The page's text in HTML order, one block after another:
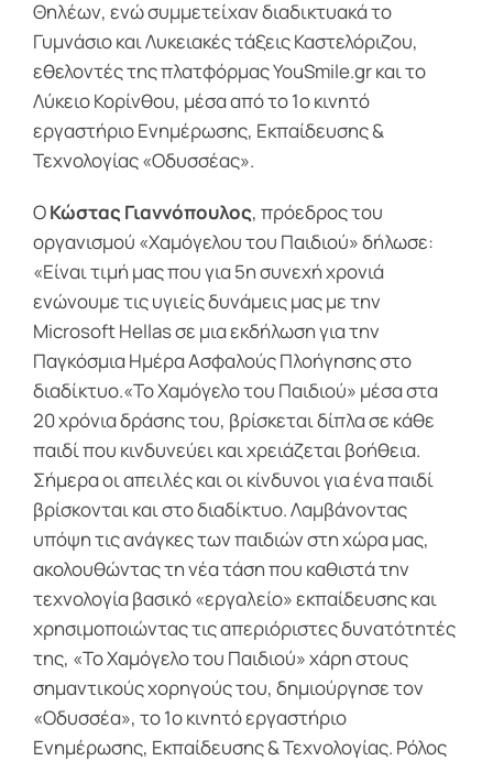
Θηλέων, ενώ συμμετείχαν διαδικτυακά το
Γυμνάσιο και Λυκειακές τάξεις Καστελόριζου,
εθελοντές της πλατφόρμας YouSmile.gr και το
Λύκειο Κορίνθου, μέσα από το 1ο κινητό
εργαστήριο Ενημέρωσης, Εκπαίδευσης &
Τεχνολογίας «Οδυσσέας».
ΟΚώστας Γιαννόπουλος, πρόεδρος του
οργανισμού «Χαμόγελου του Παιδιού» δήλωσε:
«Είναι τιμή μας που για 5η συνεχή χρονιά
ενώνουμε τις υγιείς δυνάμεις μας με την
Microsoft Hellas σε μια εκδήλωση για την
Παγκόσμια Ημέρα Ασφαλούς Πλοήγησης στο
διαδίκτυο.«Το Χαμόγελο του Παιδιού» μέσα στα
20 χρόνια δράσης του, βρίσκεται δίπλα σε κάθε
παιδί που κινδυνεύει και χρειάζεται βοήθεια.
Σήμερα οι απειλές και οι κίνδυνοι για ένα παιδί
βρίσκονται και στο διαδίκτυο. Λαμβάνοντας
υπόψη τις ανάγκες των παιδιών στη χώρα μας,
ακολουθώντας τη νέα τάση που καθιστά την
τεχνολογία βασικό «εργαλείο» εκπαίδευσης και
χρησιμοποιώντας τις απεριόριστες δυνατότητές
της, «Το Χαμόγελο του Παιδιού» χάρη στους
σημαντικούς χορηγούς του, δημιούργησε τον
«Οδυσσέα», το 1ο κινητό εργαστήριο
Ενημέρωσης, Εκπαίδευσης & Τεχνολογίας. Ρόλος